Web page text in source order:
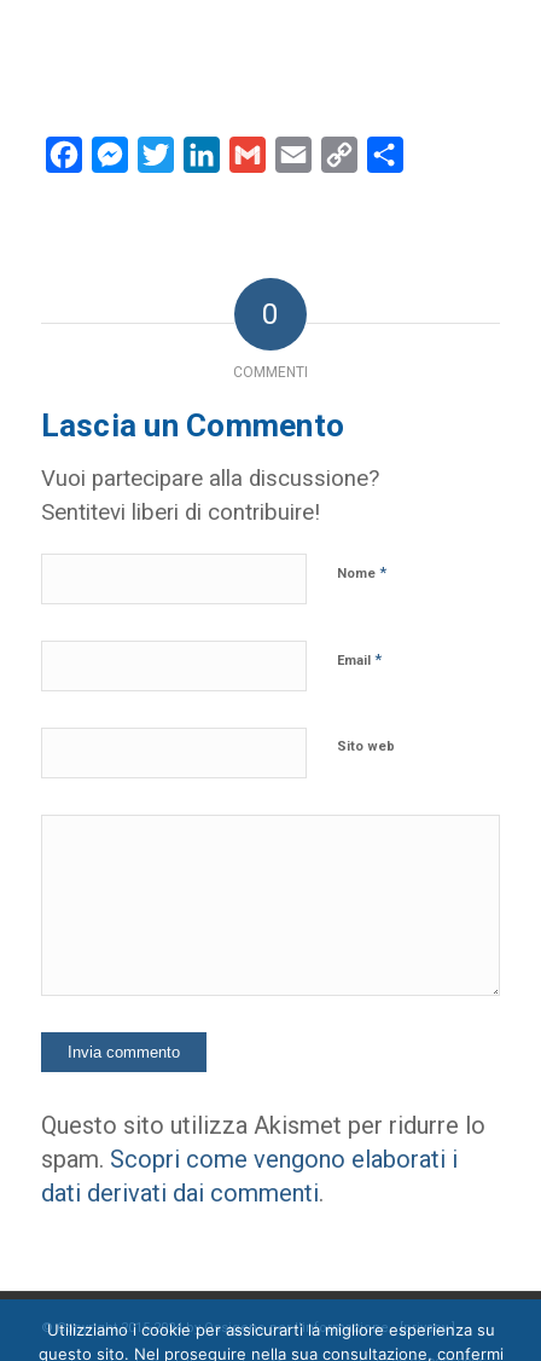
FacebookMessenger
Twitter LinkedInGmail Email
Copy
0
COMMENTI
Lascia un Commento
Vuoi partecipare alla discussione?
Sentitevi liberi di contribuire!
Nome *
Email *
Sito web
Questo sito utilizza Akismet per ridurre lo
spam. Scopri come vengono elaborati i
dati derivati dai commenti.
© Copyright 2015-2024 by Ossigeno per l'informazione [privacy]
Utilizziamo i cookie per assicurarti la migliore esperienza su
questo sito. Nel proseguire nella sua consultazione, confermi